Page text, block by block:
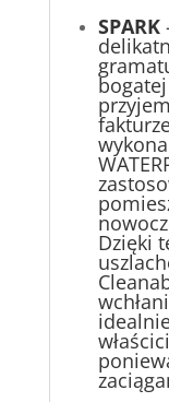
SPARK
Dzięki